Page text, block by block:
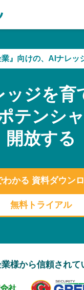
声
ド
業』向けの、AIナレッ
ジを育
テンシ
開放する
わかる 資料ダウン
無料トライアル
様から信頼されて